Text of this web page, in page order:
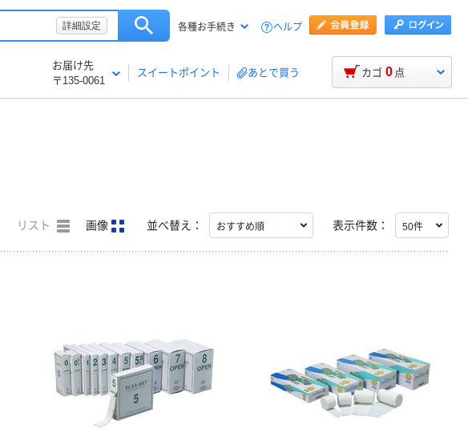
詳細設定 各種お手続き ヘルプ
お届け先
〒135-0061
スイートポイント あとで買う カゴ 0 点
リスト 画像 並べ替え： 表示件数：